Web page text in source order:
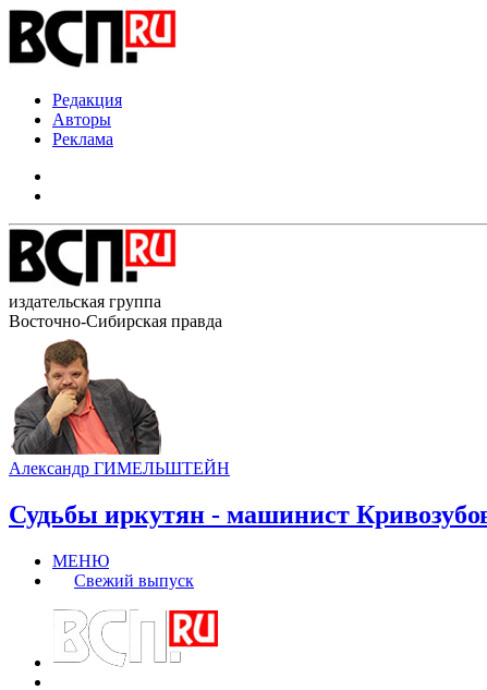
Редакция
Авторы
Реклама
издательская группа
Восточно-Сибирская правда
Александр ГИМЕЛЬШТЕЙН
Судьбы иркутян - машинист
МЕНЮ
Свежий выпуск